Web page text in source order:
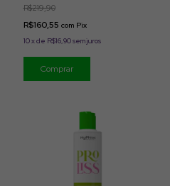
R$219,90
R$160,55 com Pix
10xde R$16,90sem juros